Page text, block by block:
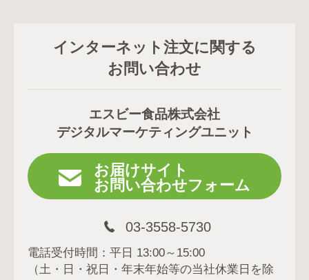
インターネット注文に関する
お問い合わせ
エスビー食品株式会社
デジタルマーケティングユニット
お届けサイト
お問い合わせフォーム
03-3558-5730
電話受付時間：平日 13:00～15:00
（土・日・祝日・年末年始等の当社休業日を除